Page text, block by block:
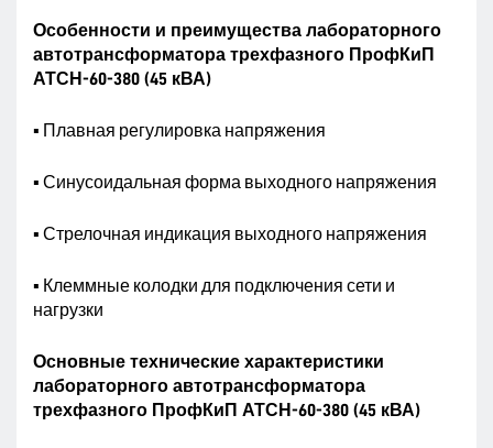
Особенности и преимущества лабораторного
автотрансформатора трехфазного ПрофКиП
АТСН-60-380 (45 кВА)
▪ Плавная регулировка напряжения
▪ Синусоидальная форма выходного напряжения
▪ Стрелочная индикация выходного напряжения
▪ Клеммные колодки для подключения сети и
нагрузки
Основные технические характеристики
лабораторного автотрансформатора
трехфазного ПрофКиП АТСН-60-380 (45 кВА)